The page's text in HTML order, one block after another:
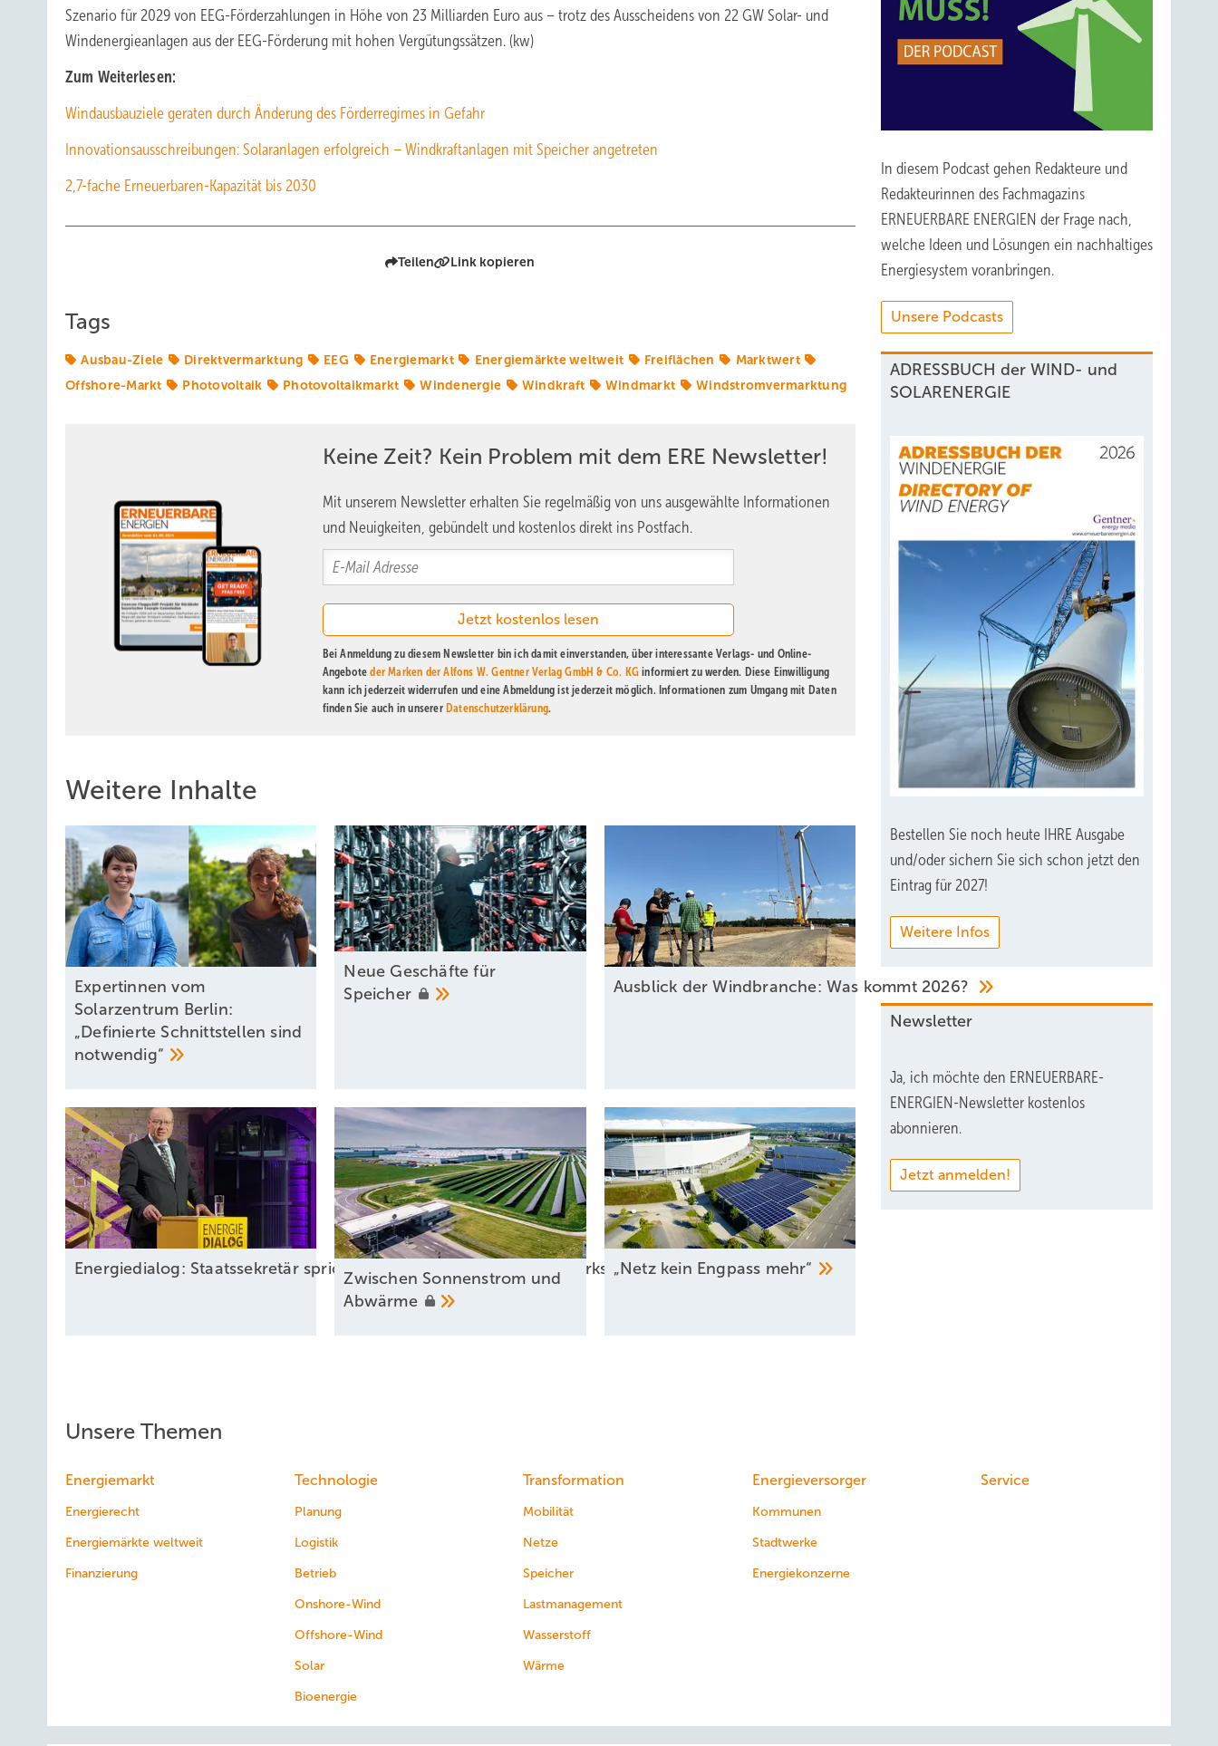
Szenario für 2029 von EEG-Förderzahlungen in Höhe von 23 Milliarden Euro aus – trotz des Ausscheidens von 22 GW Solar- und
Windenergieanlagen aus der EEG-Förderung mit hohen Vergütungssätzen. (kw)
Zum Weiterlesen:
Windausbauziele geraten durch Änderung des Förderregimes in Gefahr
Innovationsausschreibungen: Solaranlagen erfolgreich – Windkraftanlagen mit Speicher angetreten
2,7-fache Erneuerbaren-­Kapazität bis 2030
Teilen Link kopieren
Tags
Ausbau-Ziele Direktvermarktung EEG Energiemarkt Energiemärkte weltweit Freiflächen
Marktwert
Offshore-Markt
Photovoltaik Photovoltaikmarkt Windenergie Windkraft Windmarkt Windstromvermarktung
Keine Zeit? Kein Problem mit dem ERE Newsletter!
Mit unserem Newsletter erhalten Sie regelmäßig von uns ausgewählte Informationen
und Neuigkeiten, gebündelt und kostenlos direkt ins Postfach.
Bei Anmeldung zu diesem Newsletter bin ich damit einverstanden, über interessante Verlags- und Online-
Angeboteder Marken der Alfons W. Gentner Verlag GmbH & Co. KG informiert zu werden. Diese Einwilligung
kann ich jederzeit widerrufen und eine Abmeldung ist jederzeit möglich. Informationen zum Umgang mit Daten
finden Sie auch in unserer Datenschutzerklärung.
Weitere Inhalte
Expertinnen vom
Solarzentrum Berlin:
„Definierte Schnittstellen sind
notwendig“
Neue Geschäfte für
Speicher
Ausblick der Windbranche: Was kommt 2026?
Energiedialog: Staatssekretär spricht über EEG-Pläne und Kraftwerksstrategie
Zwischen Sonnenstrom und
Abwärme
„Netz kein Engpass mehr“
In diesem Podcast gehen Redakteure und
Redakteurinnen des Fachmagazins
ERNEUERBARE ENERGIEN der Frage nach,
welche Ideen und Lösungen ein nachhaltiges
Energiesystem voranbringen.
Unsere Podcasts
ADRESSBUCH der WIND- und
SOLARENERGIE
Bestellen Sie noch heute IHRE Ausgabe
und/oder sichern Sie sich schon jetzt den
Eintrag für 2027!
Weitere Infos
Newsletter
Ja, ich möchte den ERNEUERBARE-
ENERGIEN-Newsletter kostenlos
abonnieren.
Jetzt anmelden!
Unsere Themen
Energiemarkt
Energierecht
Energiemärkte weltweit
Finanzierung
Technologie
Planung
Logistik
Betrieb
Onshore-Wind
Offshore-Wind
Solar
Bioenergie
Transformation
Mobilität
Netze
Speicher
Lastmanagement
Wasserstoff
Wärme
Energieversorger
Kommunen
Stadtwerke
Energiekonzerne
Service